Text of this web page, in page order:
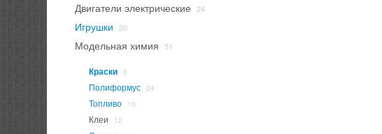
Двигатели электрические 24
Игрушки 20
Модельная химия 51
Краски 0
Полиформус 24
Топливо 10
Клеи 12